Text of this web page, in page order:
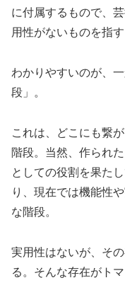
に付属するもので、
用性がないものを指す
わかりやすいのが、
段」。
これは、どこにも繋
階段。当然、作られ
としての役割を果た
り、現在では機能性
な階段。
実用性はないが、そ
る。そんな存在がト